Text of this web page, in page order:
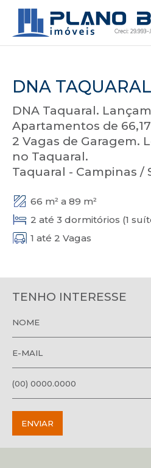
DNA TAQUARAL
DNA Taquaral.
Apartamentos de
2 Vagas de Garagem.
no Taquaral.
Taquaral - Campinas /
66 m² a 89 m²
2 até 3 dormitórios (1
1 até 2 Vagas
TENHO INTERESSE